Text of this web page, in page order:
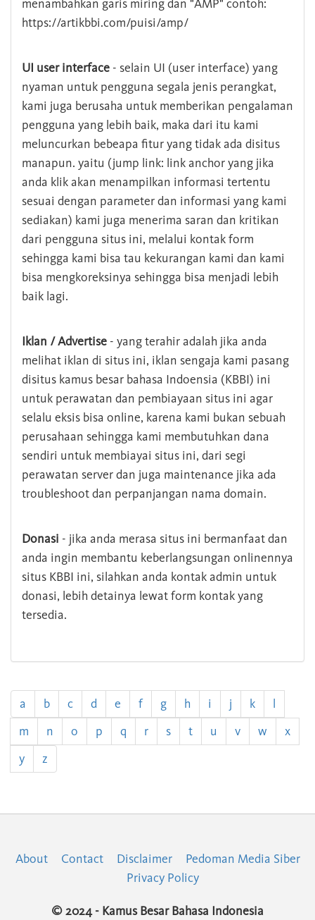
menambahkan garis miring dan "AMP" contoh:
https://artikbbi.com/puisi/amp/
UI user interface - selain UI (user interface) yang
nyaman untuk pengguna segala jenis perangkat,
kami juga berusaha untuk memberikan pengalaman
pengguna yang lebih baik, maka dari itu kami
meluncurkan bebeapa fitur yang tidak ada disitus
manapun. yaitu (jump link: link anchor yang jika
anda klik akan menampilkan informasi tertentu
sesuai dengan parameter dan informasi yang kami
sediakan) kami juga menerima saran dan kritikan
dari pengguna situs ini, melalui kontak form
sehingga kami bisa tau kekurangan kami dan kami
bisa mengkoreksinya sehingga bisa menjadi lebih
baik lagi.
Iklan / Advertise - yang terahir adalah jika anda
melihat iklan di situs ini, iklan sengaja kami pasang
disitus kamus besar bahasa Indoensia (KBBI) ini
untuk perawatan dan pembiayaan situs ini agar
selalu eksis bisa online, karena kami bukan sebuah
perusahaan sehingga kami membutuhkan dana
sendiri untuk membiayai situs ini, dari segi
perawatan server dan juga maintenance jika ada
troubleshoot dan perpanjangan nama domain.
Donasi - jika anda merasa situs ini bermanfaat dan
anda ingin membantu keberlangsungan onlinennya
situs KBBI ini, silahkan anda kontak admin untuk
donasi, lebih detainya lewat form kontak yang
tersedia.
a b c d e f g h i j k
l
m
n o p q r s t u v w
x
y
z
About Contact Disclaimer
Pedoman Media Siber
Privacy Policy
© 2024 - Kamus Besar Bahasa Indonesia